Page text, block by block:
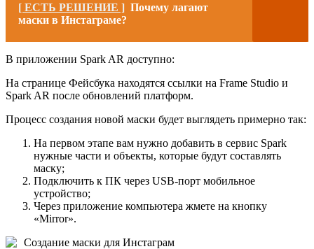
[ ЕСТЬ РЕШЕНИЕ ] Почему лагают
маски в Инстаграме?
В приложении Spark AR доступно:
На странице Фейсбука находятся ссылки на Frame Studio и
Spark AR после обновлений платформ.
Процесс создания новой маски будет выглядеть примерно так:
На первом этапе вам нужно добавить в сервис Spark
нужные части и объекты, которые будут составлять
маску;
Подключить к ПК через USB-порт мобильное
устройство;
Через приложение компьютера жмете на кнопку
«Mirror».
Создание маски для Инстаграм